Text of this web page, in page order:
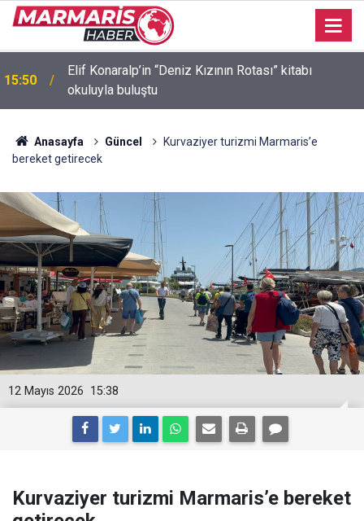
15:47
Akvaryum Koyu’nda batan gezi teknesinin
kurtarılmasında sona gelindi
Anasayfa Güncel
Kurvaziyer turizmi Marmaris’e
bereket getirecek
15:38
12 Mayıs 2026
Kurvaziyer turizmi Marmaris’e bereket